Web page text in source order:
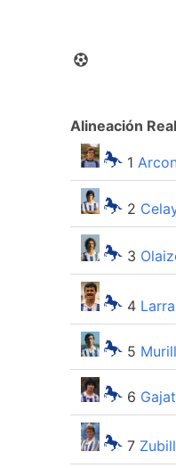
Alineación
1
2
3
4
5
6
7